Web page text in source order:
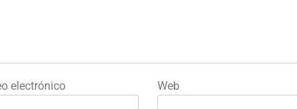
electrónico Web